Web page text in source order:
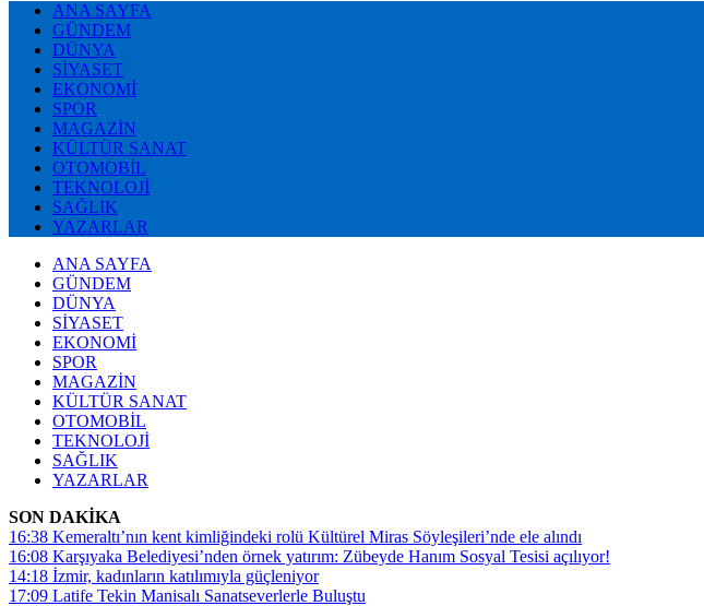
ANA SAYFA
GÜNDEM
DÜNYA
SİYASET
EKONOMİ
SPOR
MAGAZİN
KÜLTÜR SANAT
OTOMOBİL
TEKNOLOJİ
SAĞLIK
YAZARLAR
ANA SAYFA
GÜNDEM
DÜNYA
SİYASET
EKONOMİ
SPOR
MAGAZİN
KÜLTÜR SANAT
OTOMOBİL
TEKNOLOJİ
SAĞLIK
YAZARLAR
SON DAKİKA
16:38 Kemeraltı’nın kent kimliğindeki rolü Kültürel Miras Söyleşileri’nde ele alındı
16:08 Karşıyaka Belediyesi’nden örnek yatırım: Zübeyde Hanım Sosyal Tesisi açılıyor!
14:18 İzmir, kadınların katılımıyla güçleniyor
17:09 Latife Tekin Manisalı Sanatseverlerle Buluştu